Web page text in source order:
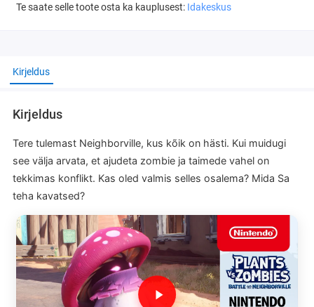
Te saate selle toote osta ka kauplusest: Idakeskus
Kirjeldus
Kirjeldus
Tere tulemast Neighborville, kus kõik on hästi. Kui muidugi
see välja arvata, et ajudeta zombie ja taimede vahel on
tekkimas konflikt. Kas oled valmis selles osalema? Mida Sa
teha kavatsed?